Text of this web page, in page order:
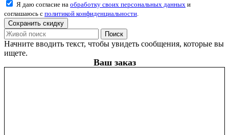
Я даю согласие на обработку своих персональных данных и
соглашаюсь с политикой конфиденциальности.
Сохранить скидку
Поиск
Начните вводить текст, чтобы увидеть сообщения, которые вы
ищете.
Ваш заказ